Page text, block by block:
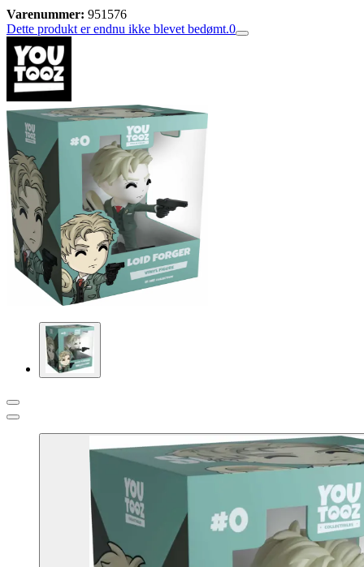
Varenummer: 951576
Dette produkt er endnu ikke blevet bedømt.0